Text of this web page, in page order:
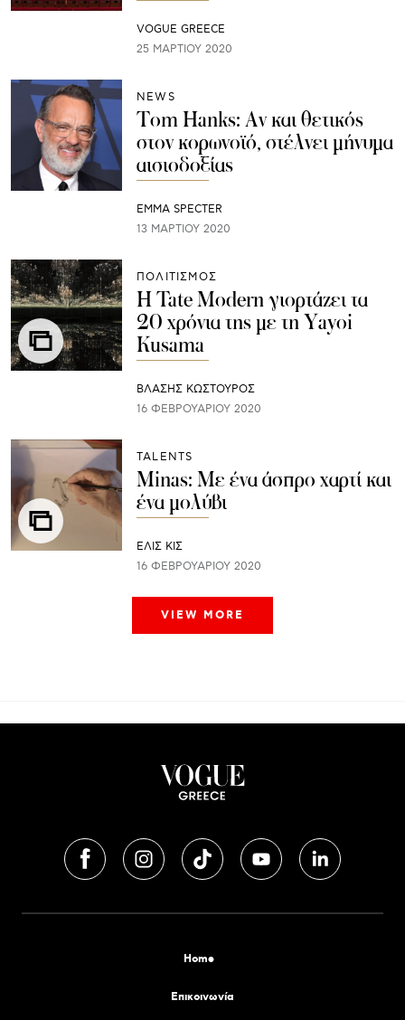
VOGUE GREECE
25 ΜΑΡΤΊΟΥ 2020
NEWS
Tom Hanks: Αν και θετικός
στον κορωνοϊό, στέλνει μήνυμα
αισιοδοξίας
EMMA SPECTER
13 ΜΑΡΤΊΟΥ 2020
ΠΟΛΙΤΙΣΜΟΣ
Η Tate Modern γιορτάζει τα
20 χρόνια της με τη Yayoi
Kusama
ΒΛΑΣΗΣ ΚΩΣΤΟΥΡΟΣ
16 ΦΕΒΡΟΥΑΡΊΟΥ 2020
TALENTS
Minas: Με ένα άσπρο χαρτί και
ένα μολύβι
ΕΛΙΣ ΚΙΣ
16 ΦΕΒΡΟΥΑΡΊΟΥ 2020
VIEW MORE
Home
Επικοινωνία